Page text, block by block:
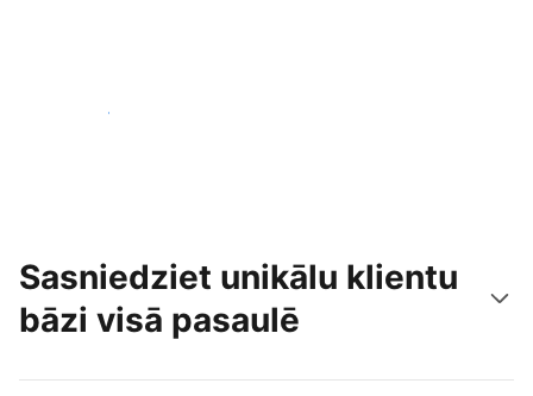
Sākt jau šodien
Sasniedziet unikālu klientu
bāzi visā pasaulē